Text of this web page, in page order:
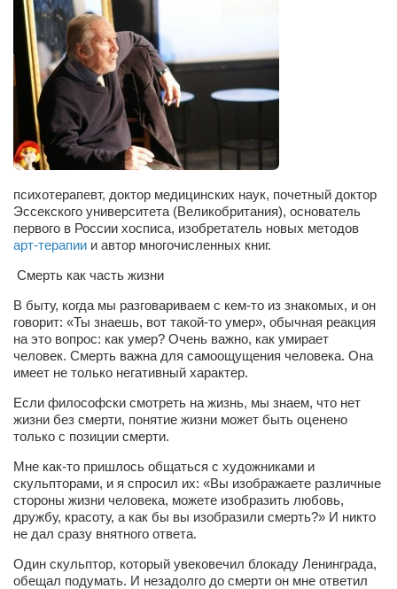
Досье
Арт-менеджеры
Лариса Ильченко
Орест Коваль
Тамара Кубракова
Елена Мельник
Вера Паненко
Семён Салатенко
Валентин Бурый
Артём Мяус
Александра Сокол
Барды
Владимир Айзенберг
Игорь Добровольский
Ольга Козаченко
Оксана Скоробагатская
Евгений Полюхович
психотерапевт, доктор медицинских наук, почетный доктор
Эссекского университета (Великобритания), основатель
первого в России хосписа, изобретатель новых методов
арт-терапии и автор многочисленных книг.
Смерть как часть жизни
В быту, когда мы разговариваем с кем-то из знакомых, и он
говорит: «Ты знаешь, вот такой-то умер», обычная реакция
на это вопрос: как умер? Очень важно, как умирает
человек. Смерть важна для самоощущения человека. Она
имеет не только негативный характер.
Если философски смотреть на жизнь, мы знаем, что нет
жизни без смерти, понятие жизни может быть оценено
только с позиции смерти.
Мне как-то пришлось общаться с художниками и
скульпторами, и я спросил их: «Вы изображаете различные
стороны жизни человека, можете изобразить любовь,
дружбу, красоту, а как бы вы изобразили смерть?» И никто
не дал сразу внятного ответа.
Один скульптор, который увековечил блокаду Ленинграда,
обещал подумать. И незадолго до смерти он мне ответил